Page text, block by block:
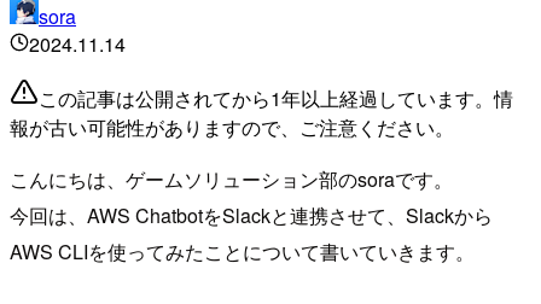
sora
2024.11.14
この記事は公開されてから1年以上経過しています。情
報が古い可能性がありますので、ご注意ください。
こんにちは、ゲームソリューション部のsoraです。
今回は、AWS ChatbotをSlackと連携させて、Slackから
AWS CLIを使ってみたことについて書いていきます。